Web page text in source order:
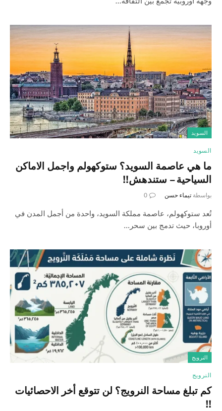
السويد
السويد
ما هي عاصمة السويد؟ ستوكهولم واجمل الاماكن
السياحية – ستندهش!!
بواسطة تيماء حسن 0
تُعد ستوكهولم، عاصمة مملكة السويد، واحدة من أجمل المدن في
أوروبا، حيث تدمج بين سحر…
النرويج
النرويج
كم تبلغ مساحة النرويج؟ لن تتوقع أخر الاحصائيات
!!